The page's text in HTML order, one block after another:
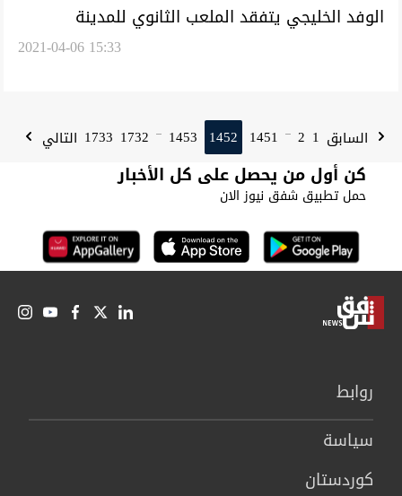
الوفد الخليجي يتفقد الملعب الثانوي للمدينة
2021-04-06 15:33
السابق 1
2
...
1451
1452
1453
...
1732
1733 التالي
كن أول من يحصل على كل الأخبار
حمل تطبيق شفق نيوز الان
روابط
سیاسة
كوردستان